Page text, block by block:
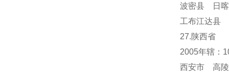
波密县 日
工布江达县
27.陕西省
2005年辖：
西安市 高